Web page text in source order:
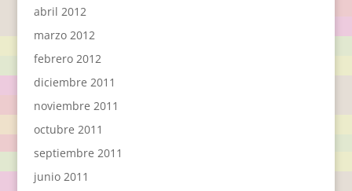
abril 2012
marzo 2012
febrero 2012
diciembre 2011
noviembre 2011
octubre 2011
septiembre 2011
junio 2011